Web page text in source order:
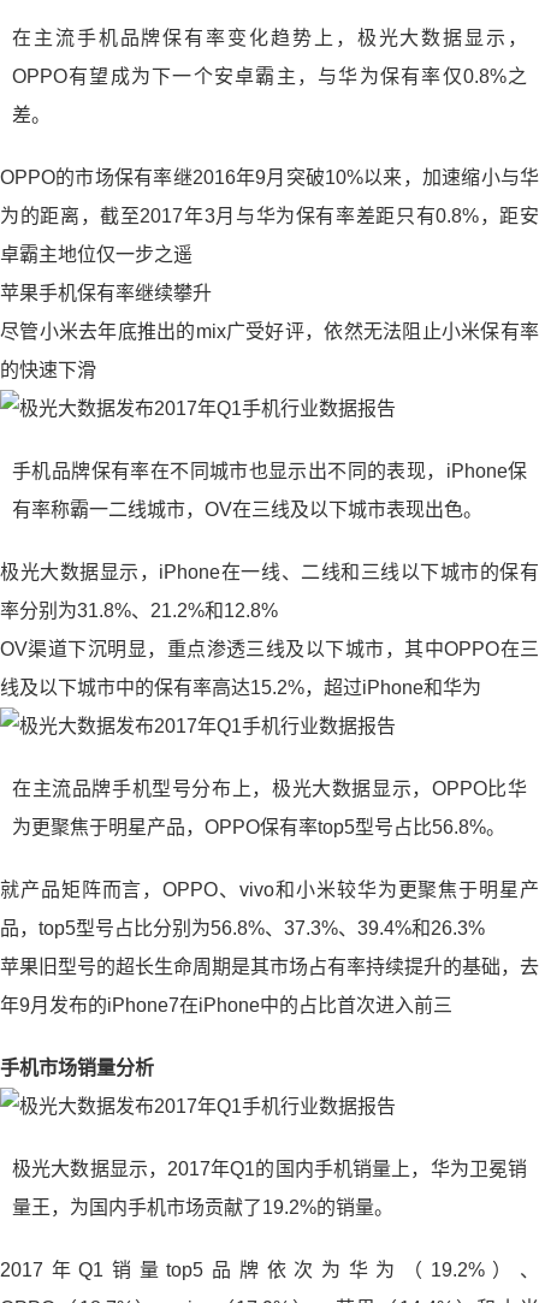
在主流手机品牌保有率变化趋势上，极光大数据显示，
OPPO有望成为下一个安卓霸主，与华为保有率仅0.8%之
差。
OPPO的市场保有率继2016年9月突破10%以来，加速缩小与华
为的距离，截至2017年3月与华为保有率差距只有0.8%，距安
卓霸主地位仅一步之遥
苹果手机保有率继续攀升
尽管小米去年底推出的mix广受好评，依然无法阻止小米保有率
的快速下滑
手机品牌保有率在不同城市也显示出不同的表现，iPhone保
有率称霸一二线城市，OV在三线及以下城市表现出色。
极光大数据显示，iPhone在一线、二线和三线以下城市的保有
率分别为31.8%、21.2%和12.8%
OV渠道下沉明显，重点渗透三线及以下城市，其中OPPO在三
线及以下城市中的保有率高达15.2%，超过iPhone和华为
在主流品牌手机型号分布上，极光大数据显示，OPPO比华
为更聚焦于明星产品，OPPO保有率top5型号占比56.8%。
就产品矩阵而言，OPPO、vivo和小米较华为更聚焦于明星产
品，top5型号占比分别为56.8%、37.3%、39.4%和26.3%
苹果旧型号的超长生命周期是其市场占有率持续提升的基础，去
年9月发布的iPhone7在iPhone中的占比首次进入前三
手机市场销量分析
极光大数据显示，2017年Q1的国内手机销量上，华为卫冕销
量王，为国内手机市场贡献了19.2%的销量。
2017年Q1销量top5品牌依次为华为（19.2%）、